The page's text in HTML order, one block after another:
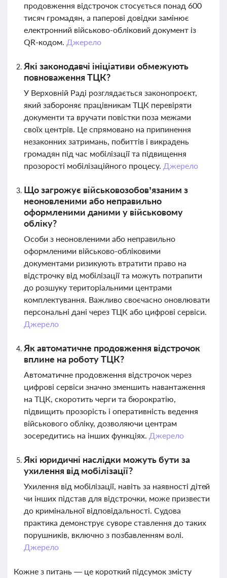
продовження відстрочок стосується понад 600
тисяч громадян, а паперові довідки замінює
електронний військово-обліковий документ із
QR-кодом. Джерело
Які законодавчі ініціативи обмежують
повноваження ТЦК?
У Верховній Раді розглядається законопроєкт,
який забороняє працівникам ТЦК перевіряти
документи та вручати повістки поза межами
своїх центрів. Це спрямовано на припинення
незаконних затримань, побиттів і викрадень
громадян під час мобілізації та підвищення
прозорості мобілізаційного процесу. Джерело
Що загрожує військовозобов’язаним з
неоновленими або неправильно
оформленими даними у військовому
обліку?
Особи з неоновленими або неправильно
оформленими військово-обліковими
документами ризикують втратити право на
відстрочку від мобілізації та можуть потрапити
до розшуку територіальними центрами
комплектування. Важливо своєчасно оновлювати
персональні дані через ТЦК або цифрові сервіси.
Джерело
Як автоматичне продовження відстрочок
вплине на роботу ТЦК?
Автоматичне продовження відстрочок через
цифрові сервіси значно зменшить навантаження
на ТЦК, скоротить черги та бюрократію,
підвищить прозорість і оперативність ведення
військового обліку, дозволяючи центрам
зосередитись на інших функціях. Джерело
Які юридичні наслідки можуть бути за
ухилення від мобілізації?
Ухилення від мобілізації, навіть за наявності дітей
чи інших підстав для відстрочки, може призвести
до кримінальної відповідальності. Судова
практика демонструє суворе ставлення до таких
порушників, включно з позбавленням волі.
Джерело
Кожне з питань — це короткий підсумок змісту